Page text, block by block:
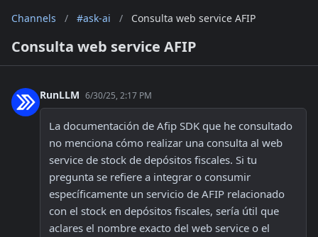
Channels / #ask-ai / Consulta web service AFIP
Consulta web service AFIP
RunLLM 6/30/25, 2:17 PM
La documentación de Afip SDK que he consultado
no menciona cómo realizar una consulta al web
service de stock de depósitos fiscales. Si tu
pregunta se refiere a integrar o consumir
específicamente un servicio de AFIP relacionado
con el stock en depósitos fiscales, sería útil que
aclares el nombre exacto del web service o el